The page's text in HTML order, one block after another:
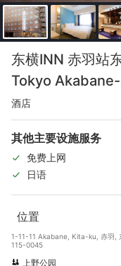
东横INN 赤羽站
Tokyo
酒店
其他主要设施服务
免费上网
日语
位置
1-11-11 Akabane, Kita-ku, 赤羽,
115-0045
上野公园